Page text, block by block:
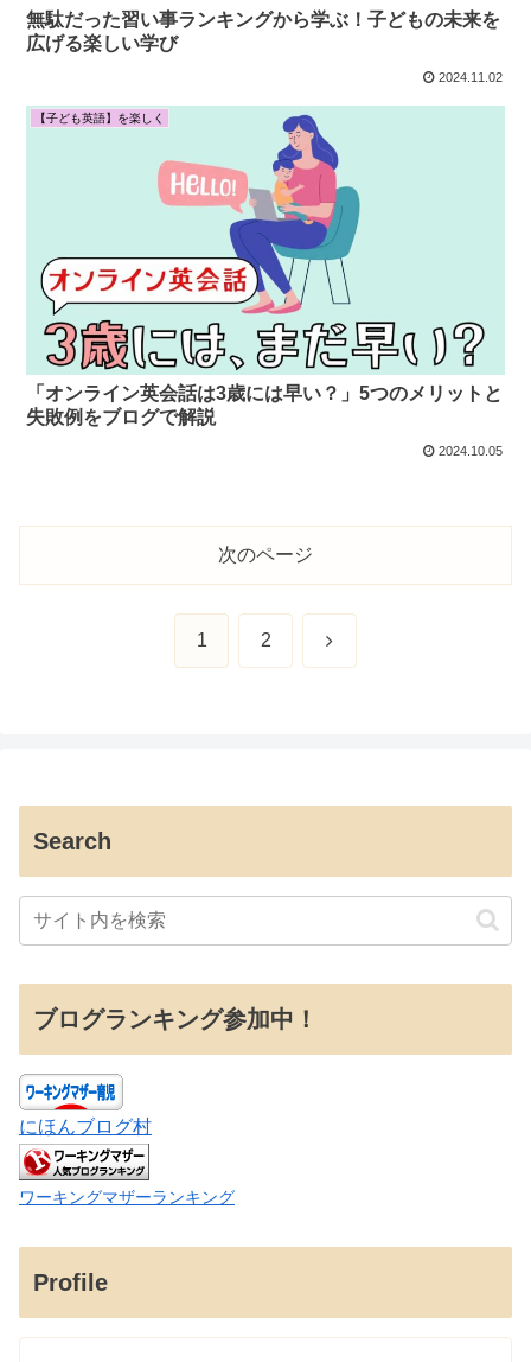
無駄だった習い事ランキングから学ぶ！子どもの未来を
広げる楽しい学び
2024.11.02
【子ども英語】を楽しく
「オンライン英会話は3歳には早い？」5つのメリットと
失敗例をブログで解説
2024.10.05
次のページ
1 2 次
Search
ブログランキング参加中！
にほんブログ村
ワーキングマザーランキング
Profile